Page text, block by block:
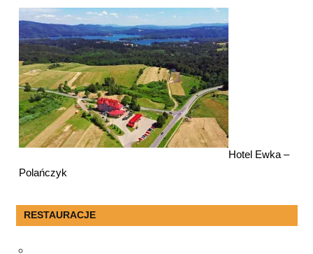
Hotel Ewka –
Polańczyk
RESTAURACJE